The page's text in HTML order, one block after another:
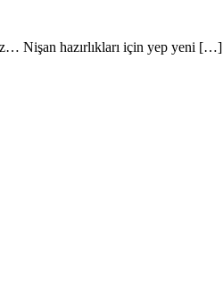
Nişan hazırlıkları için yep yeni […]